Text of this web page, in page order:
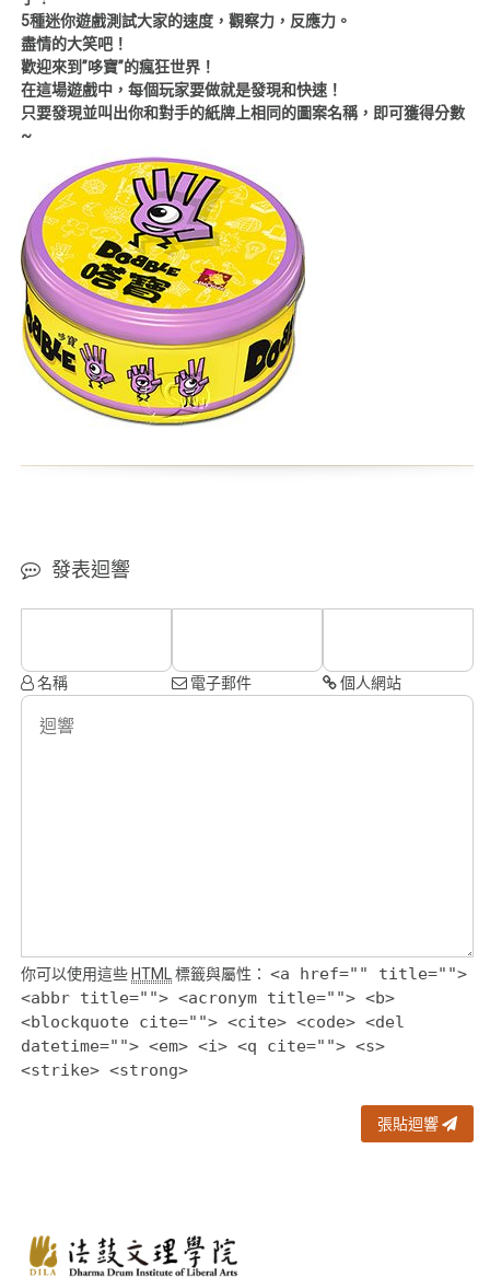
5種迷你遊戲測試大家的速度，觀察力，反應力。
盡情的大笑吧！
歡迎來到”哆寶”的瘋狂世界！
在這場遊戲中，每個玩家要做就是發現和快速！
只要發現並叫出你和對手的紙牌上相同的圖案名稱，即可獲得分數
~
發表迴響
名稱 電子郵件 個人網站
你可以使用這些 HTML 標籤與屬性：<a href="" title="">
<abbr title=""> <acronym title=""> <b>
<blockquote cite=""> <cite> <code> <del
datetime=""> <em> <i> <q cite=""> <s>
<strike> <strong>
張貼迴響